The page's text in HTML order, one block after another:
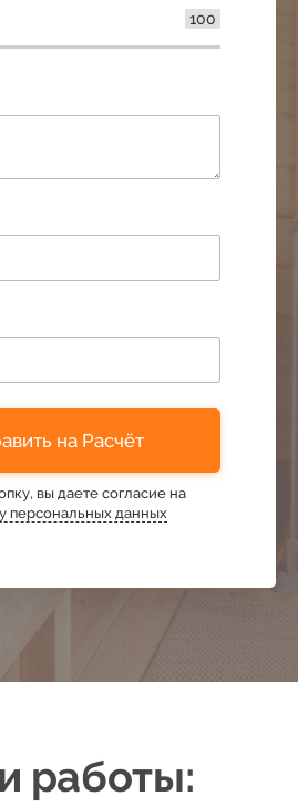
47
48
49
50
51
52
53
54
56
57
100
на Расчёт
вы даете согласие на
персональных данных
работы: